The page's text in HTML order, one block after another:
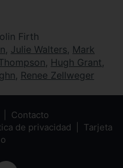
Firth
Julie Walters Mark
Hugh Grant
Renee Zellweger
Contacto
de privacidad
Tarjeta